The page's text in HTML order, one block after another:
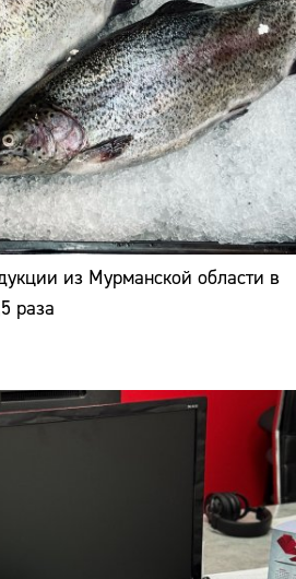
из Мурманской области в
раза